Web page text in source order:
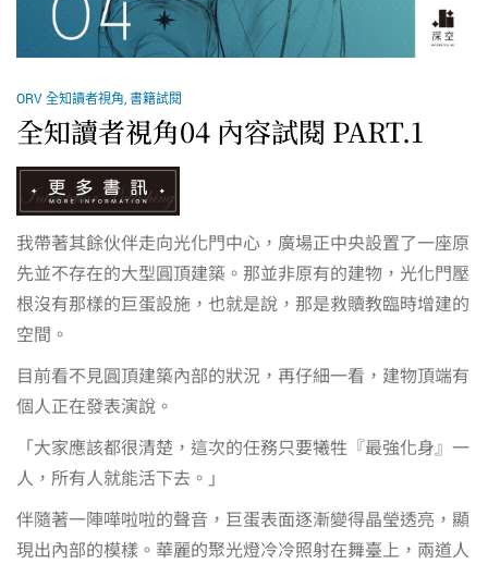
ORV 全知讀者視角 書籍試閱
全知讀者視角04 內容試閱 PART.1
我帶著其餘伙伴走向光化門中心，廣場正中央設置了一座原
先並不存在的大型圓頂建築。那並非原有的建物，光化門壓
根沒有那樣的巨蛋設施，也就是說，那是救贖教臨時增建的
空間。
目前看不見圓頂建築內部的狀況，再仔細一看，建物頂端有
個人正在發表演說。
「大家應該都很清楚，這次的任務只要犧牲『最強化身』一
人，所有人就能活下去。」
伴隨著一陣嘩啦啦的聲音，巨蛋表面逐漸變得晶瑩透亮，顯
現出內部的模樣。華麗的聚光燈冷冷照射在舞臺上，兩道人